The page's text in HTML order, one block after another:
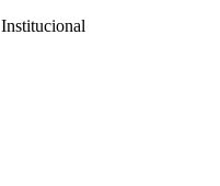
Institucional